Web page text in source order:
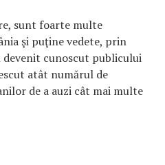
sunt foarte multe
şi puţine vedete, prin
devenit cunoscut publicului
atât numărul de
de a auzi cât mai multe